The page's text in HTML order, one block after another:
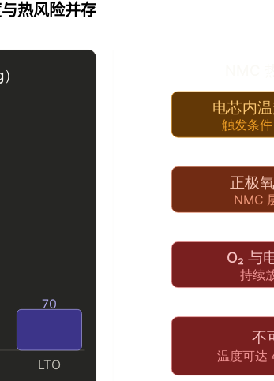
热风险并存